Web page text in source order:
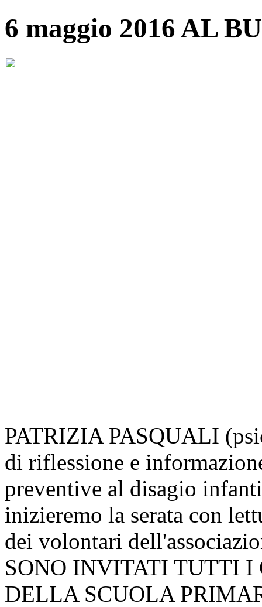
6 maggio 2016 AL
PATRIZIA PASQUALI
di riflessione e
preventive al disagio
inizieremo la serata con
dei volontari
SONO INVITATI TUTTI
DELLA SCUOLA